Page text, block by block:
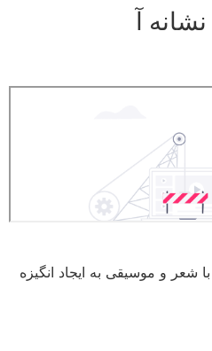
آ
شعر و موسیقی به ایجاد انگیزه